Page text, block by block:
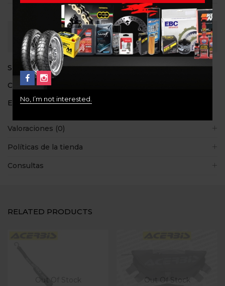
Consultar
SKU:0024281.110.064
Categoría: Guantes
Etiquetas: ACERBIS,Guantes
Valoraciones (0)
Políticas de la tienda
Consultas
RELATED PRODUCTS
Out Of Stock Out Of Stock
No, I’m not interested.